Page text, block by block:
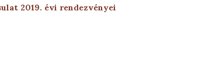
2019. évi rendezvényei